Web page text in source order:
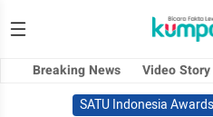
Breaking News Video Story
SATU Indonesia Awards